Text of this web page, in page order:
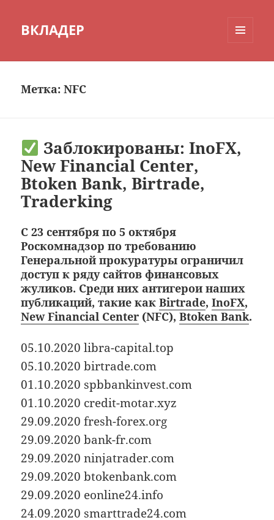
ВКЛАДЕР
Метка:NFC
Заблокированы: InoFX,
New Financial Center,
Btoken Bank, Birtrade,
Traderking
С 23 сентября по 5 октября
Роскомнадзор по требованию
Генеральной прокуратуры ограничил
доступ к ряду сайтов финансовых
жуликов. Среди них антигерои наших
публикаций, такие какBirtrade,InoFX,
New Financial Center (NFC),Btoken Bank.
05.10.2020 libra-capital.top
05.10.2020 birtrade.com
01.10.2020 spbbankinvest.com
01.10.2020 credit-motar.xyz
29.09.2020 fresh-forex.org
29.09.2020 bank-fr.com
29.09.2020 ninjatrader.com
29.09.2020 btokenbank.com
29.09.2020 eonline24.info
24.09.2020 smarttrade24.com